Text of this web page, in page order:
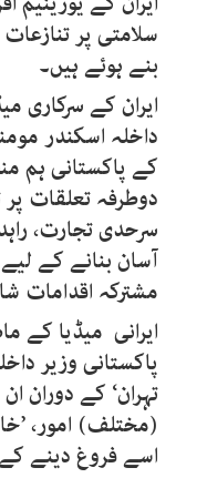
سلامتی پر
بنے ہوئے ہیں۔
ایران کے سرکاری
داخلہ اسکندر
کے پاکستانی ہم
دوطرفہ تعلقات
سرحدی تجارت،
آسان بنانے کے
مشترکہ اقدامات
ایرانی میڈیا کے
پاکستانی وزیر
تہران‘ کے دوران
(مختلف) امور،
اسے فروغ دینے